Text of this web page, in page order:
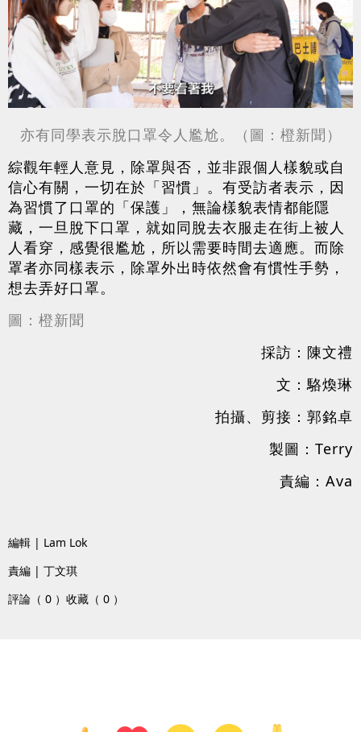
亦有同學表示脫口罩令人尷尬。（圖：橙新聞）
綜觀年輕人意見，除罩與否，並非跟個人樣貌或自
信心有關，一切在於「習慣」。有受訪者表示，因
為習慣了口罩的「保護」，無論樣貌表情都能隱
藏，一旦脫下口罩，就如同脫去衣服走在街上被人
人看穿，感覺很尷尬，所以需要時間去適應。而除
罩者亦同樣表示，除罩外出時依然會有慣性手勢，
想去弄好口罩。
圖：橙新聞
採訪：陳文禮
文：駱煥琳
拍攝、剪接：郭銘卓
製圖：Terry
責編：Ava
編輯 | Lam Lok
責編 | 丁文琪
評論（ 0 ） 收藏（ 0 ）